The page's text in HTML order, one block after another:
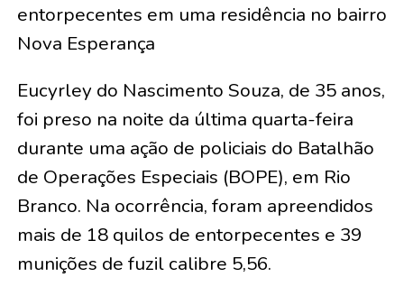
entorpecentes em uma residência no bairro
Nova Esperança
Eucyrley do Nascimento Souza, de 35 anos,
foi preso na noite da última quarta-feira
durante uma ação de policiais do Batalhão
de Operações Especiais (BOPE), em Rio
Branco. Na ocorrência, foram apreendidos
mais de 18 quilos de entorpecentes e 39
munições de fuzil calibre 5,56.